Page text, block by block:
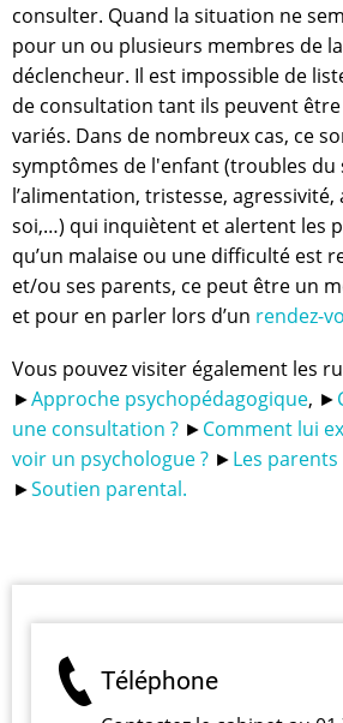
consulter. Quand la situation ne
pour un ou plusieurs membres de la
déclencheur. Il est impossible de
de consultation tant ils peuvent
variés. Dans de nombreux cas, ce
symptômes de l'enfant (troubles du
l’alimentation, tristesse,
soi,…) qui inquiètent et alertent les
qu’un malaise ou une difficulté est
et/ou ses parents, ce peut être un
et pour en parler lors d’un rendez-
Vous pouvez visiter également les
►Approche psychopédagogique, ►
une consultation ? ►Comment lui
voir un psychologue ? ►Les
►Soutien parental.
Téléphone